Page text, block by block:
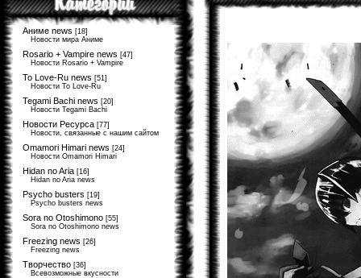
Аниме news [18]
Новости мира Аниме
Rosario + Vampire news [47]
Новости Rosario + Vampire
To Love-Ru news [51]
Новости To Love-Ru
Tegami Bachi news [20]
Новости Tegami Bachi
Новости Ресурса [77]
Новости, связанные с нашим сайтом
Omamori Himari news [24]
Новости Omamori Himari
Hidan no Aria [16]
Hidan no Aria news
Psycho busters [19]
Psycho busters news
Sora no Otoshimono [55]
Sora no Otoshimono news
Freezing news [26]
Freezing news
Творчество [36]
Всевозможные вкусности